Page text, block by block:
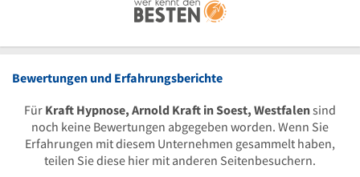
Bewertungen und Erfahrungsberichte
Für Kraft Hypnose, Arnold Kraft in Soest, Westfalensind
noch keine Bewertungen abgegeben worden. Wenn Sie
Erfahrungen mit diesem Unternehmen gesammelt haben,
teilen Sie diese hier mit anderen Seitenbesuchern.